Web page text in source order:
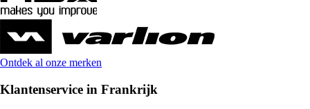
Ontdek al onze merken
Klantenservice in Frankrijk